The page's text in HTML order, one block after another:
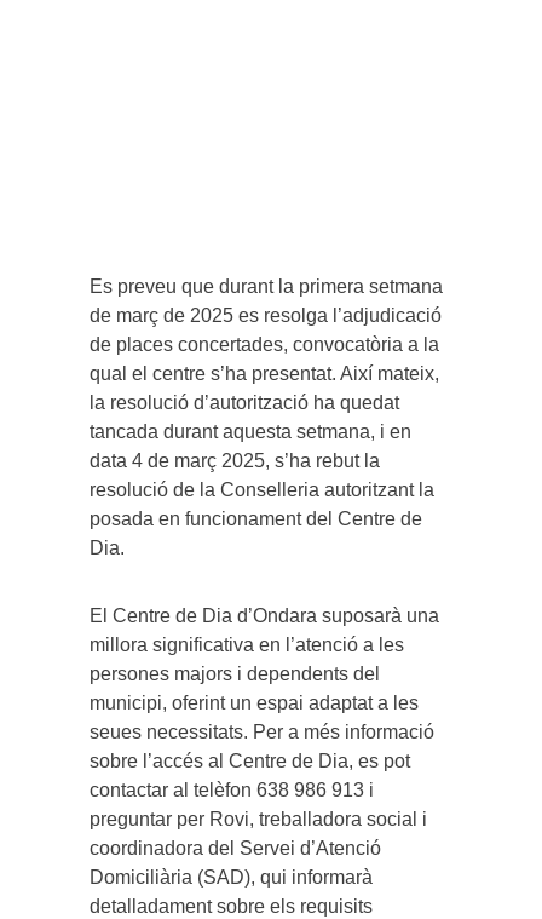
Es preveu que durant la primera setmana
de març de 2025 es resolga l’adjudicació
de places concertades, convocatòria a la
qual el centre s’ha presentat. Així mateix,
la resolució d’autorització ha quedat
tancada durant aquesta setmana, i en
data 4 de març 2025, s’ha rebut la
resolució de la Conselleria autoritzant la
posada en funcionament del Centre de
Dia.
El Centre de Dia d’Ondara suposarà una
millora significativa en l’atenció a les
persones majors i dependents del
municipi, oferint un espai adaptat a les
seues necessitats. Per a més informació
sobre l’accés al Centre de Dia, es pot
contactar al telèfon 638 986 913 i
preguntar per Rovi, treballadora social i
coordinadora del Servei d’Atenció
Domiciliària (SAD), qui informarà
detalladament sobre els requisits